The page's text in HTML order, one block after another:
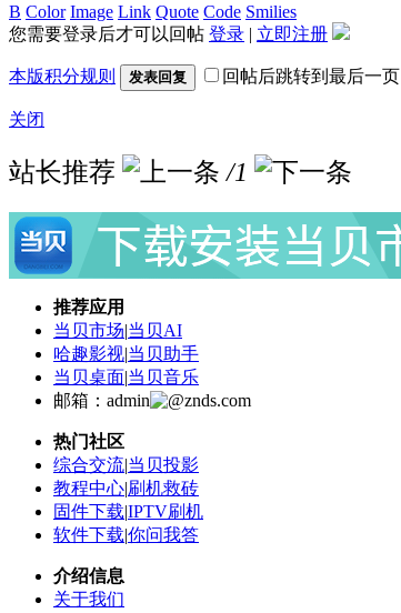
B Color Image Link Quote Code Smilies
您需要登录后才可以回帖 登录 | 立即注册
本版积分规则 发表回复 回帖后跳转到最后一页
关闭
站长推荐 /1
推荐应用
当贝市场|当贝AI
哈趣影视|当贝助手
当贝桌面|当贝音乐
邮箱：admin
znds.com
热门社区
综合交流|当贝投影
教程中心|刷机救砖
固件下载|IPTV刷机
软件下载|你问我答
介绍信息
关于我们